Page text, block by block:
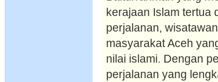
kerajaan Islam tertua
perjalanan,
masyarakat Aceh
nilai islami. Dengan
perjalanan yang